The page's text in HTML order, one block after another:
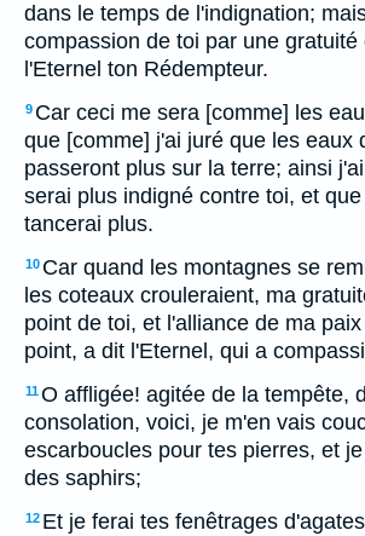
dans le temps de l'indignation;
compassion de toi par une gratuité
l'Eternel ton Rédempteur.
9 Car ceci me sera [comme] les
que [comme] j'ai juré que les eaux
passeront plus sur la terre; ainsi
serai plus indigné contre toi, et
tancerai plus.
10 Car quand les montagnes se
les coteaux crouleraient, ma
point de toi, et l'alliance de ma
point, a dit l'Eternel, qui a
11O affligée! agitée de la tempête,
consolation, voici, je m'en vais
escarboucles pour tes pierres, et
des saphirs;
12 Et je ferai tes fenêtrages